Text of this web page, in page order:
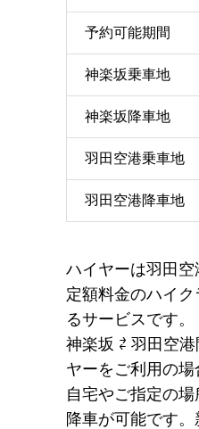
予約可能期間
神楽坂乗車地
神楽坂降車地
羽田空港乗車地
羽田空港降車地
ハイヤーは羽田
定額料金のハイ
るサービスです。
神楽坂 ⇄ 羽田空
ヤーをご利用の
自宅やご指定の
降車が可能です